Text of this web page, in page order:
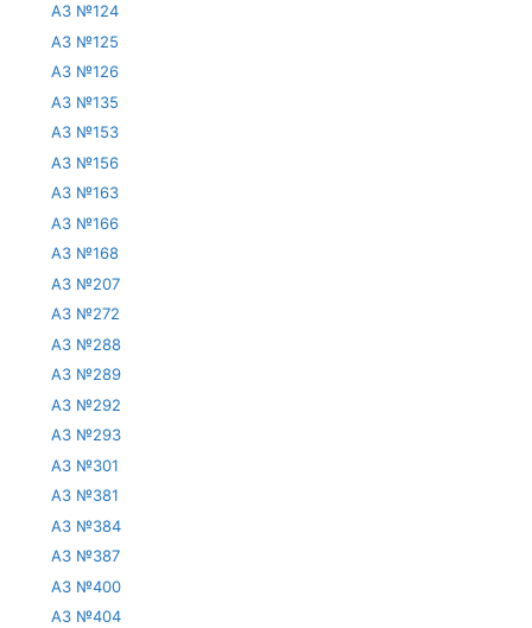
АЗ №124
АЗ №125
АЗ №126
АЗ №135
АЗ №153
АЗ №156
АЗ №163
АЗ №166
АЗ №168
АЗ №207
АЗ №272
АЗ №288
АЗ №289
АЗ №292
АЗ №293
АЗ №301
АЗ №381
АЗ №384
АЗ №387
АЗ №400
АЗ №404